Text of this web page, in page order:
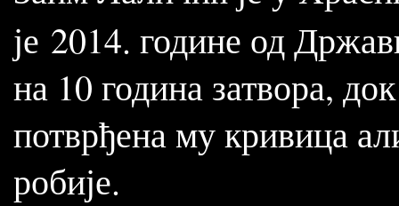
је 2014. године од
на 10 година затвора,
потврђена му кривица
робије.